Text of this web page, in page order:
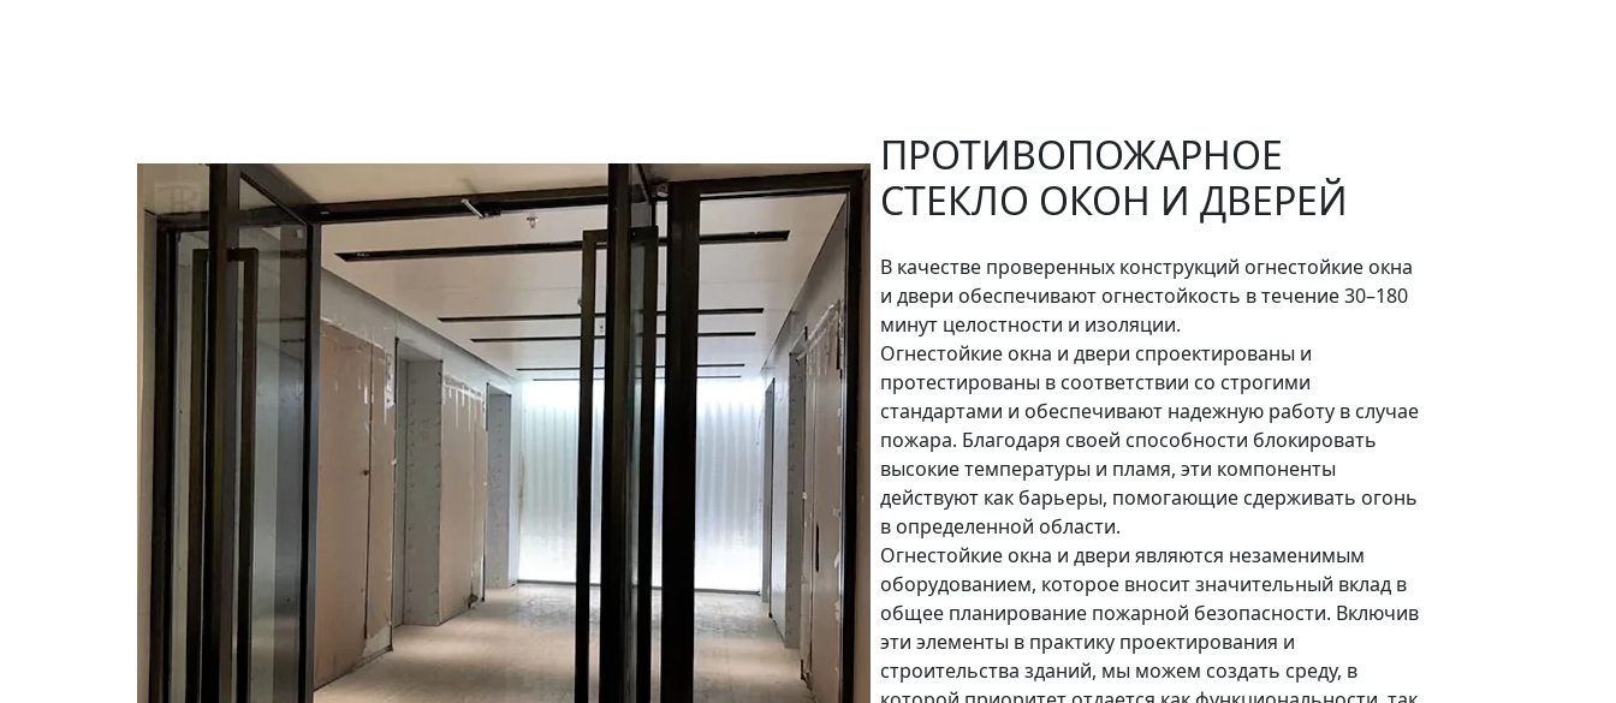
ПРОТИВОПОЖАРНОЕ
СТЕКЛО ОКОН И ДВЕРЕЙ
В качестве проверенных конструкций огнестойкие окна
и двери обеспечивают огнестойкость в течение 30–180
минут целостности и изоляции.
Огнестойкие окна и двери спроектированы и
протестированы в соответствии со строгими
стандартами и обеспечивают надежную работу в случае
пожара. Благодаря своей способности блокировать
высокие температуры и пламя, эти компоненты
действуют как барьеры, помогающие сдерживать огонь
в определенной области.
Огнестойкие окна и двери являются незаменимым
оборудованием, которое вносит значительный вклад в
общее планирование пожарной безопасности. Включив
эти элементы в практику проектирования и
строительства зданий, мы можем создать среду, в